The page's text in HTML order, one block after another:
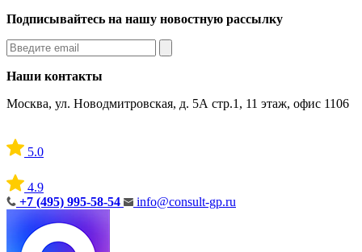
Подписывайтесь на нашу новостную рассылку
Наши контакты
Москва, ул. Новодмитровская, д. 5А стр.1, 11 этаж, офис 1106
5.0
4.9
+7 (495) 995-58-54
info@consult-gp.ru